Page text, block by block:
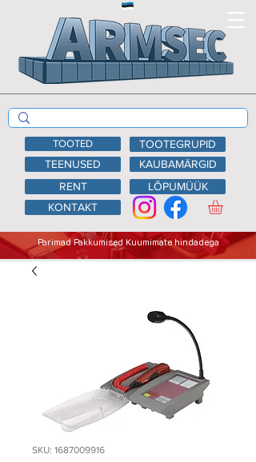
TEENUSED
KAUBAMÄRGID
RENT
LÕPUMÜÜK
KONTAKT
Parimad Pakkumised Kuumimate hindadega
TOOTED TOOTEGRUPID
SKU: 1687009916